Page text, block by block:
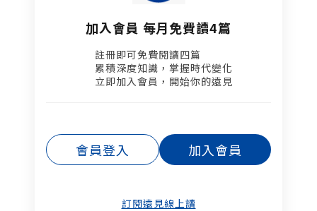
加入會員 每月免費讀4篇
註冊即可免費閱讀四篇​
累積深度知識，掌握時代變化​
立即加入會員，開始你的遠見
會員登入 加入會員
訂閱遠見線上讀